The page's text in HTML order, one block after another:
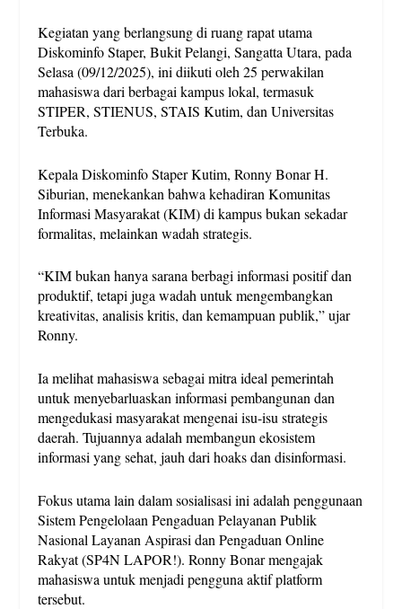
Kegiatan yang berlangsung di ruang rapat utama
Diskominfo Staper, Bukit Pelangi, Sangatta Utara, pada
Selasa (09/12/2025), ini diikuti oleh 25 perwakilan
mahasiswa dari berbagai kampus lokal, termasuk
STIPER, STIENUS, STAIS Kutim, dan Universitas
Terbuka.
Kepala Diskominfo Staper Kutim, Ronny Bonar H.
Siburian, menekankan bahwa kehadiran Komunitas
Informasi Masyarakat (KIM) di kampus bukan sekadar
formalitas, melainkan wadah strategis.
“KIM bukan hanya sarana berbagi informasi positif dan
produktif, tetapi juga wadah untuk mengembangkan
kreativitas, analisis kritis, dan kemampuan publik,” ujar
Ronny.
Ia melihat mahasiswa sebagai mitra ideal pemerintah
untuk menyebarluaskan informasi pembangunan dan
mengedukasi masyarakat mengenai isu-isu strategis
daerah. Tujuannya adalah membangun ekosistem
informasi yang sehat, jauh dari hoaks dan disinformasi.
Fokus utama lain dalam sosialisasi ini adalah penggunaan
Sistem Pengelolaan Pengaduan Pelayanan Publik
Nasional Layanan Aspirasi dan Pengaduan Online
Rakyat (SP4N LAPOR!). Ronny Bonar mengajak
mahasiswa untuk menjadi pengguna aktif platform
tersebut.